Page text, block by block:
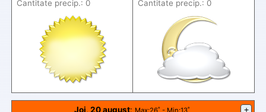
Cantitate precip.: 0
Cantitate precip.: 0
Joi, 20 august: Max:26˚ - Min:13˚ +